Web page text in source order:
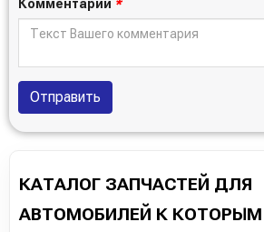
Комментарий *
Отправить
КАТАЛОГ ЗАПЧАСТЕЙ ДЛЯ
АВТОМОБИЛЕЙ К КОТОРЫМ